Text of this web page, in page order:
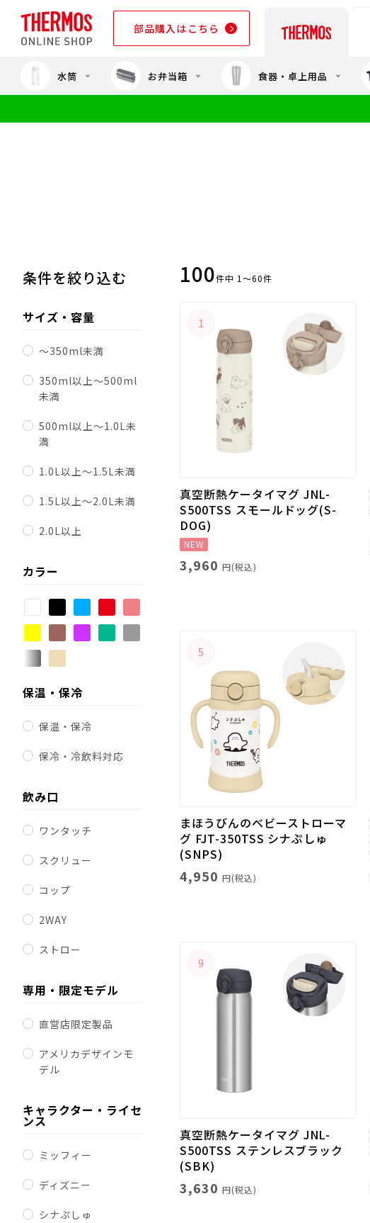
部品購入はこちら
部品購入はこちら
水筒 お弁当箱 食器・卓上用品
条件を絞り込む
サイズ・容量
～350ml未満
350ml以上～500ml
未満
500ml以上～1.0L未
満
1.0L以上～1.5L未満
1.5L以上～2.0L未満
2.0L以上
カラー
保温・保冷
保温・保冷
保冷・冷飲料対応
飲み口
ワンタッチ
スクリュー
コップ
2WAY
ストロー
専用・限定モデル
直営店限定製品
アメリカデザインモ
デル
キャラクター・ライセ
ンス
ミッフィー
ディズニー
シナぷしゅ
100件中 1～60件
1
真空断熱ケータイマグ JNL-
S500TSS スモールドッグ(S-
DOG)
NEW
3,960 円(税込)
5
まほうびんのベビーストローマ
グ FJT-350TSS シナぷしゅ
(SNPS)
4,950 円(税込)
9
真空断熱ケータイマグ JNL-
S500TSS ステンレスブラック
(SBK)
3,630 円(税込)